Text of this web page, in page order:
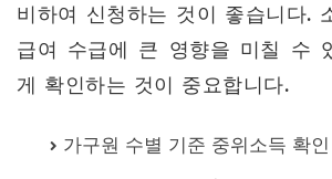
비하여 신청하는 것이 좋습니다.
급여 수급에 큰 영향을 미칠 수
게 확인하는 것이 중요합니다.
가구원 수별 기준 중위소득 확인